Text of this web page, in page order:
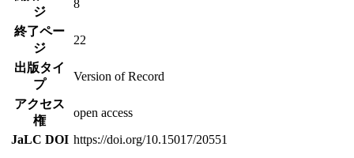
ジ
8
終了ペー
ジ
22
出版タイ
プ
Version of Record
アクセス
権
open access
JaLC DOI https://doi.org/10.15017/20551